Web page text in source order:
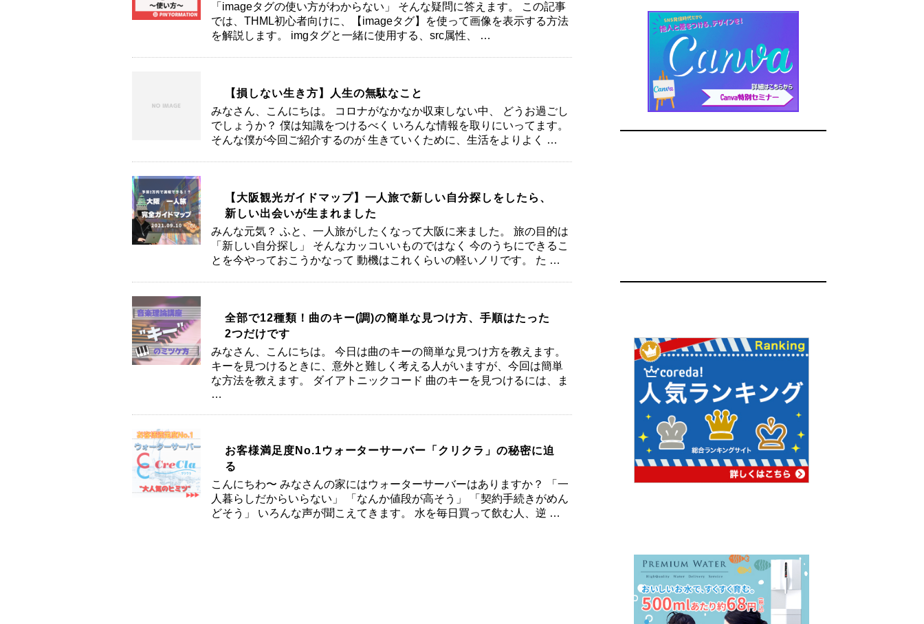
「imageタグの使い方がわからない」 そんな疑問に答えます。 この記事
では、THML初心者向けに、【imageタグ】を使って画像を表示する方法
を解説します。 imgタグと一緒に使用する、src属性、 …
【損しない生き方】人生の無駄なこと
みなさん、こんにちは。 コロナがなかなか収束しない中、 どうお過ごし
でしょうか？ 僕は知識をつけるべく いろんな情報を取りにいってます。
そんな僕が今回ご紹介するのが 生きていくために、生活をよりよく …
【大阪観光ガイドマップ】一人旅で新しい自分探しをしたら、
新しい出会いが生まれました
みんな元気？ ふと、一人旅がしたくなって大阪に来ました。 旅の目的は
「新しい自分探し」 そんなカッコいいものではなく 今のうちにできるこ
とを今やっておこうかなって 動機はこれくらいの軽いノリです。 た …
全部で12種類！曲のキー(調)の簡単な見つけ方、手順はたった
2つだけです
みなさん、こんにちは。 今日は曲のキーの簡単な見つけ方を教えます。
キーを見つけるときに、意外と難しく考える人がいますが、今回は簡単
な方法を教えます。 ダイアトニックコード 曲のキーを見つけるには、ま
…
お客様満足度No.1ウォーターサーバー「クリクラ」の秘密に迫
る
こんにちわ〜 みなさんの家にはウォーターサーバーはありますか？ 「一
人暮らしだからいらない」 「なんか値段が高そう」 「契約手続きがめん
どそう」 いろんな声が聞こえてきます。 水を毎日買って飲む人、逆 …